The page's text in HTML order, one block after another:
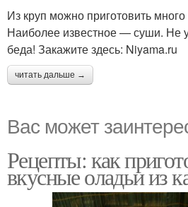
Из круп можно приготовить
Наиболее известное — суши. Не
беда! Закажите здесь: Niyama.ru
читать дальше →
Вас может
Рецепты: как
вкусные оладьи из